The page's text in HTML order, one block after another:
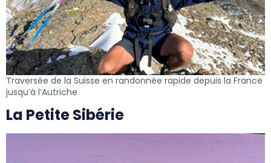
Traversée de la Suisse en randonnée rapide depuis la France
jusqu’à l’Autriche
La Petite Sibérie